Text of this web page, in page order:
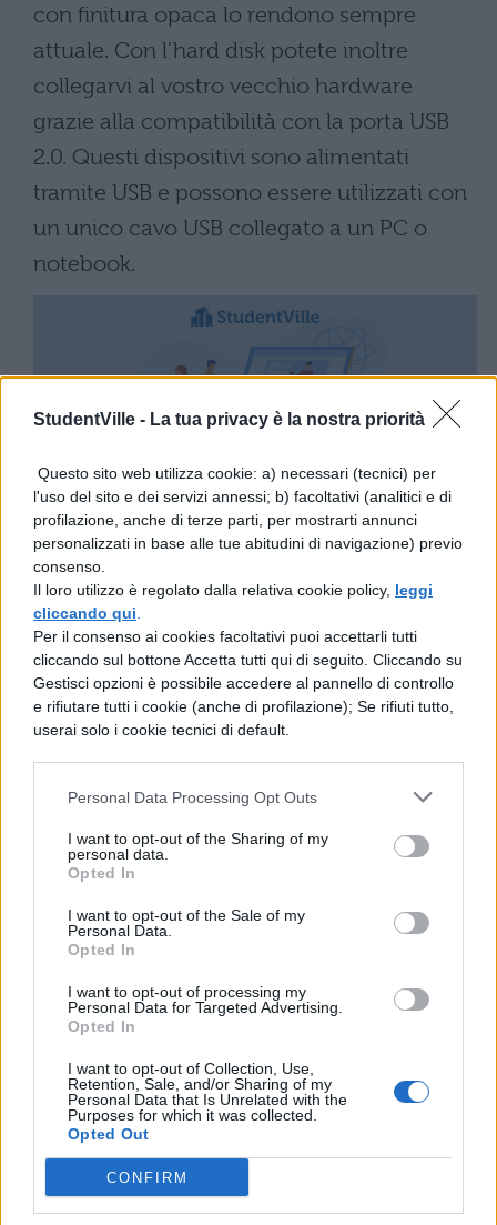
StudentVille - La tua privacy è la nostra priorità
Questo sito web utilizza cookie: a) necessari (tecnici) per
l'uso del sito e dei servizi annessi; b) facoltativi (analitici e di
profilazione, anche di terze parti, per mostrarti annunci
personalizzati in base alle tue abitudini di navigazione) previo
consenso.
Il loro utilizzo è regolato dalla relativa cookie policy, leggi
cliccando qui
Per il consenso ai cookies facoltativi puoi accettarli tutti
cliccando sul bottone Accetta tutti qui di seguito. Cliccando su
Gestisci opzioni è possibile accedere al pannello di controllo
e rifiutare tutti i cookie (anche di profilazione); Se rifiuti tutto,
userai solo i cookie tecnici di default.
Personal Data Processing Opt Outs
I want to opt-out of the Sharing of my
personal data.
Opted In
I want to opt-out of the Sale of my
Personal Data.
Opted In
I want to opt-out of processing my
Personal Data for Targeted Advertising.
Opted In
I want to opt-out of Collection, Use,
Retention, Sale, and/or Sharing of my
Personal Data that Is Unrelated with the
Purposes for which it was collected.
Opted Out
CONFIRM
con finitura opaca lo rendono sempre
attuale. Con l’hard disk potete inoltre
collegarvi al vostro vecchio hardware
grazie alla compatibilità con la porta USB
2.0. Questi dispositivi sono alimentati
tramite USB e possono essere utilizzati con
un unico cavo USB collegato a un PC o
notebook.
Con tecnologiaUSB 3.0, questi hard disk
portatili sono più veloci rispetto ai
dispositivi USB 2.0, pur essendo comunque
compatibili, e vi consentono di trasferire
velocemente i vostri file. Ovviamente non
possono essere paragonati alle velocità dei
moderni SSD con porta Type-C, ma gli HDD
Toshiba sono appunto gli alleati perfetti per
tenere sempre al sicuro con se.
[affiliate_generic type=”button”
HDTB440EK3CA-Canvio-Basics-
Portatile/dp/B07KPM58FX/” text=”Compralo
su Amazon”]
disponibili per i taglida 4 TB al
prezzo di
soli 84,98 €.Vi possiamo garantire che se
acquistate unHDD Toshiba Canvio
Basicsnon ve ne pentirete minimamente,